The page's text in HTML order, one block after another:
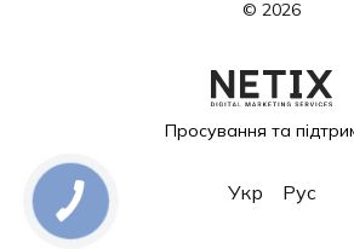
© 2026
Просування та
Укр Рус